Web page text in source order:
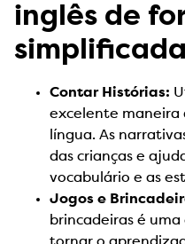
inglês de
Contar Histórias:
excelente maneira
língua. As
das crianças e
vocabulário e as
Jogos e
brincadeiras é